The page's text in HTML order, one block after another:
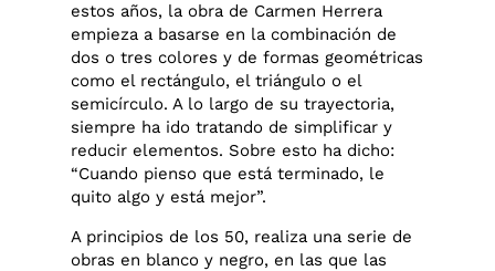
estos años, la obra de Carmen Herrera
empieza a basarse en la combinación de
dos o tres colores y de formas geométricas
como el rectángulo, el triángulo o el
semicírculo. A lo largo de su trayectoria,
siempre ha ido tratando de simplificar y
reducir elementos. Sobre esto ha dicho:
“Cuando pienso que está terminado, le
quito algo y está mejor”.
A principios de los 50, realiza una serie de
obras en blanco y negro, en las que las